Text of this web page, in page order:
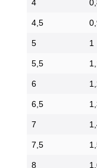
4
4,5
5 1
5,5
6
6,5
7
7,5
8